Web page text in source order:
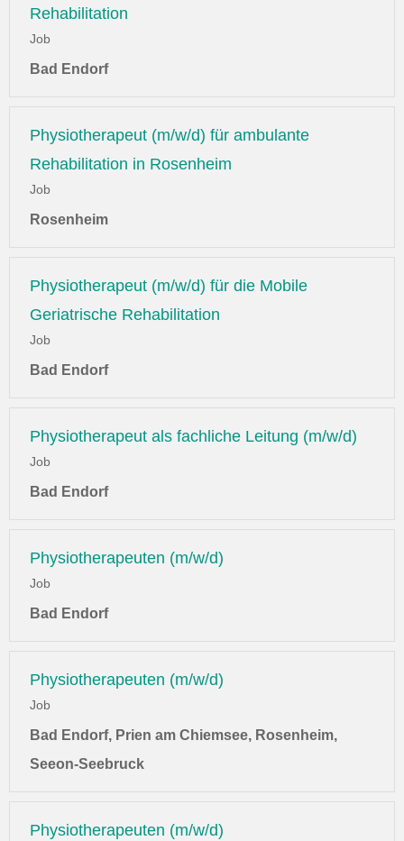
Rehabilitation
Job
Bad Endorf
Physiotherapeut (m/w/d) für ambulante
Rehabilitation in Rosenheim
Job
Rosenheim
Physiotherapeut (m/w/d) für die Mobile
Geriatrische Rehabilitation
Job
Bad Endorf
Physiotherapeut als fachliche Leitung (m/w/d)
Job
Bad Endorf
Physiotherapeuten (m/w/d)
Job
Bad Endorf
Physiotherapeuten (m/w/d)
Job
Bad Endorf, Prien am Chiemsee, Rosenheim,
Seeon-Seebruck
Physiotherapeuten (m/w/d)